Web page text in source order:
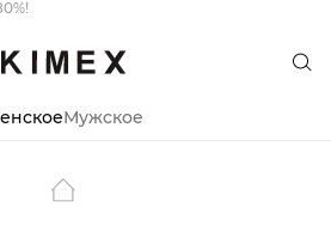
Мужское